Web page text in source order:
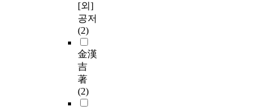
[외]
공저
(2)
金漢
吉
著
(2)